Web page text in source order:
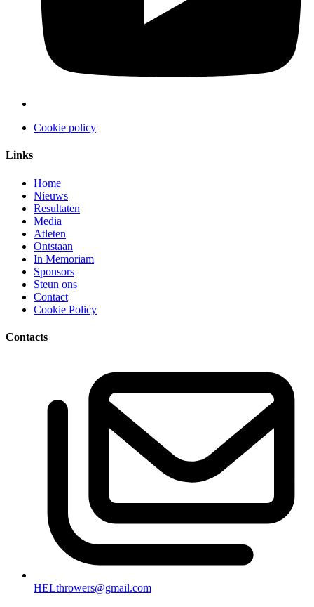
Cookie policy
Links
Home
Nieuws
Resultaten
Media
Atleten
Ontstaan
In Memoriam
Sponsors
Steun ons
Contact
Cookie Policy
Contacts
HELthrowers@gmail.com